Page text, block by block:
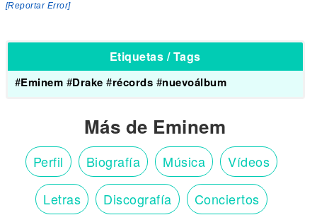
[Reportar Error]
Etiquetas / Tags
#Eminem #Drake #récords #nuevoálbum
Más de Eminem
Perfil Biografía Música Vídeos
Letras Discografía Conciertos